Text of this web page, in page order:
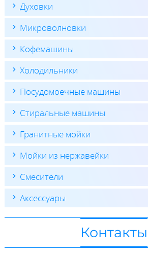
Духовки
Микроволновки
Кофемашины
Холодильники
Посудомоечные машины
Стиральные машины
Гранитные мойки
Мойки из нержавейки
Смесители
Аксессуары
Контакты